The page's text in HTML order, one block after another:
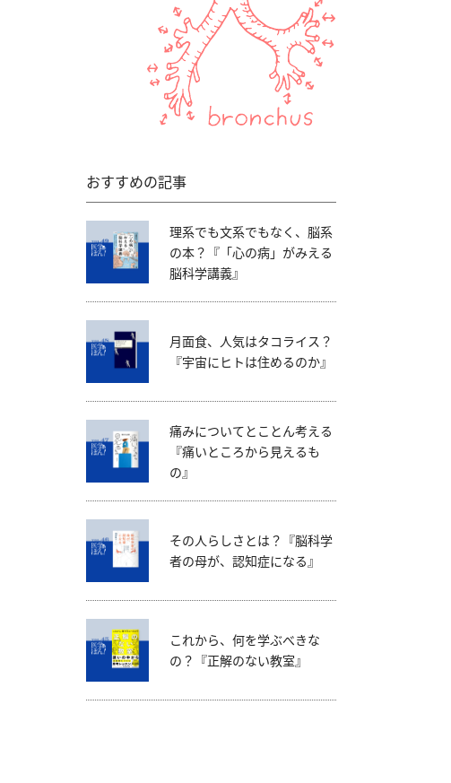
おすすめの記事
理系でも文系でもなく、脳系
の本？『「心の病」がみえる
脳科学講義』
月面食、人気はタコライス？
『宇宙にヒトは住めるのか』
痛みについてとことん考える
『痛いところから見えるも
の』
その人らしさとは？『脳科学
者の母が、認知症になる』
これから、何を学ぶべきな
の？『正解のない教室』